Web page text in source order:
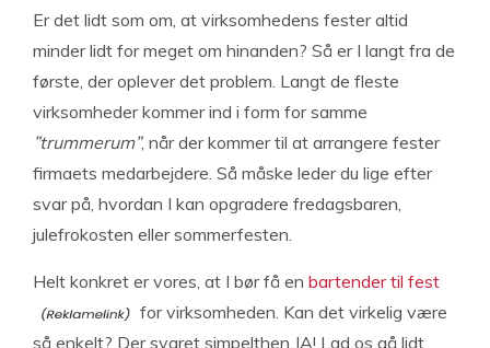
Er det lidt som om, at virksomhedens fester altid
minder lidt for meget om hinanden? Så er I langt fra de
første, der oplever det problem. Langt de fleste
virksomheder kommer ind i form for samme
”trummerum”, når der kommer til at arrangere fester
firmaets medarbejdere. Så måske leder du lige efter
svar på, hvordan I kan opgradere fredagsbaren,
julefrokosten eller sommerfesten.
Helt konkret er vores, at I bør få en bartender til fest
for virksomheden. Kan det virkelig være
så enkelt? Der svaret simpelthen JA! Lad os gå lidt